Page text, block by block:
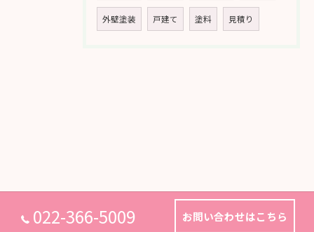
外壁塗装 戸建て 塗料 見積り
022-366-5009 お問い合わせはこちら